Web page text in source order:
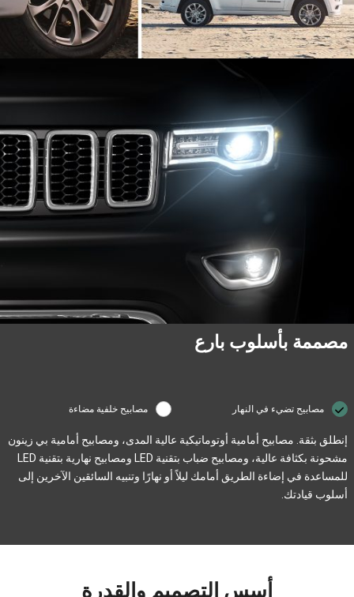
مصممة بأسلوب بارع
مصابيح تضيء في النهار مصابيح خلفية مضاءة
إنطلق بثقة. مصابيح أمامية أوتوماتيكية عالية المدى، ومصابيح أمامية بي زينون
مشحونة بكثافة عالية، ومصابيح ضباب بتقنية LED ومصابيح نهارية بتقنية LED
للمساعدة في إضاءة الطريق أمامك ليلاً أو نهارًا وتنبيه السائقين الآخرين إلى
أسلوب قيادتك.
أسس التصميم والقدرة